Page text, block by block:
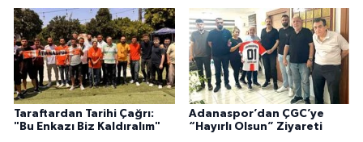
Taraftardan Tarihi Çağrı:
"Bu Enkazı Biz Kaldıralım"
Adanaspor’dan ÇGC’ye
“Hayırlı Olsun” Ziyareti